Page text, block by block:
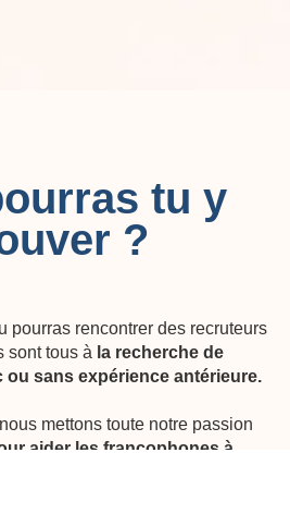
tu y
?
pourras rencontrer des recruteurs
sont tous à la recherche de
sans expérience antérieure.
mettons toute notre passion
aider les francophones à